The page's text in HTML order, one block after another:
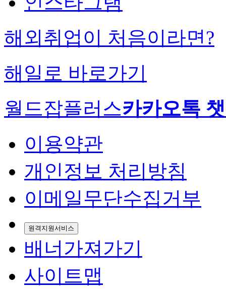
해외취업이 처음이라면?
해일로 바로가기
월드잡플러스카카오톡
이용약관
개인정보 처리방침
이메일무단수집거부
원격지원서비스
배너가져가기
사이트맵